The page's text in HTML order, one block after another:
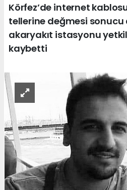
Körfez’de internet
tellerine değmesi sonucu
akaryakıt istasyonu
kaybetti